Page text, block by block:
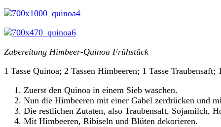
Zubereitung Himbeer-Quinoa Frühstück
1 Tasse Quinoa; 2 Tassen Himbeeren; 1 Tasse
Zuerst den Quinoa in einem Sieb waschen.
Nun die Himbeeren mit einer Gabel zerdrücken und
Die restlichen Zutaten, also Traubensaft, Sojamilch,
Mit Himbeeren, Ribiseln und Blüten dekorieren.